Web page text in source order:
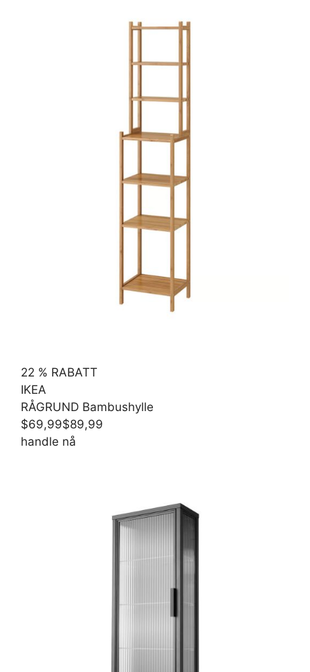
22 % RABATT
IKEA
RÅGRUND Bambushylle
$69,99$89,99
handle nå